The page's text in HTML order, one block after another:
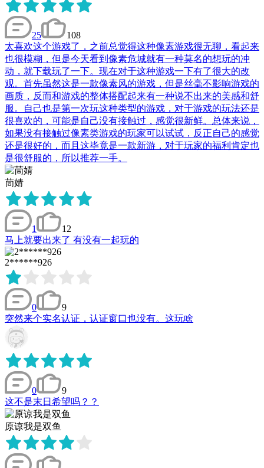
25
108
太喜欢这个游戏了，之前总觉得这种像素游戏很无聊，看起来
也很模糊，但是今天看到像素危城就有一种莫名的想玩的冲
动，就下载玩了一下。现在对于这种游戏一下有了很大的改
观。首先虽然这是一款像素风的游戏，但是丝毫不影响游戏的
画质，反而和游戏的整体搭配起来有一种说不出来的美感和舒
服。自己也是第一次玩这种类型的游戏，对于游戏的玩法还是
很喜欢的，可能是自己没有接触过，感觉很新鲜。总体来说，
如果没有接触过像素类游戏的玩家可以试试，反正自己的感觉
还是很好的，而且这毕竟是一款新游，对于玩家的福利肯定也
是很舒服的，所以推荐一手。
茼婧
1
12
马上就要出来了 有没有一起玩的
2******926
0
9
突然来个实名认证，认证窗口也没有。这玩啥
0
9
这不是末日希望吗？？
原谅我是双鱼